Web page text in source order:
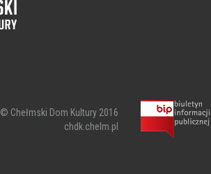
© Chełmski Dom Kultury 2016
chdk.chelm.pl